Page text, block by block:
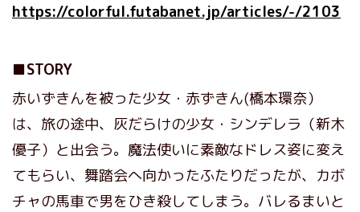
https://colorful.futabanet.jp/articles/-/2103
■STORY
赤いずきんを被った少女・赤ずきん(橋本環奈）
は、旅の途中、灰だらけの少女・シンデレラ（新木
優子）と出会う。魔法使いに素敵なドレス姿に変え
てもらい、舞踏会へ向かったふたりだったが、カボ
チャの馬車で男をひき殺してしまう。バレるまいと